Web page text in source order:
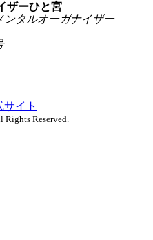
ンタルオーガナイザー
Reserved.